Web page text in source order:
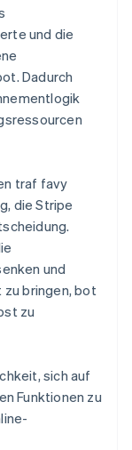
und die
Dadurch
traf favy
die Stripe
und
zu bringen, bot
zu
sich auf
Funktionen zu